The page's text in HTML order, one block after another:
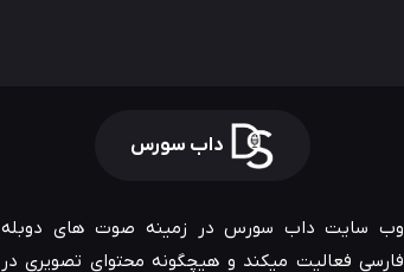
داب سورس
وب سایت داب سورس در زمینه صوت های دوبله
فارسی فعالیت میکند و هیچگونه محتوای تصویری در